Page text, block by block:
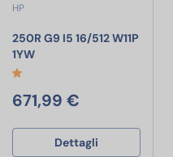
Portatile 250 G8 CPU Intel
HP
250R G9 I5 16/512 W11P
1YW250R G9 I5 16/512 W11P
671,99 €
Dettagli